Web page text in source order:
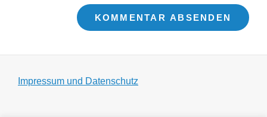
Impressum und Datenschutz